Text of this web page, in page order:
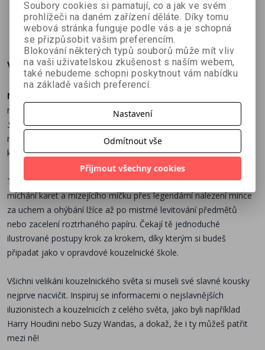
začátečníky
Goor
386 Kč 429 Kč
Hart
314 Kč 349 Kč
Newey
251 Kč 279 Kč
Více o knize
Nauč se více než 50 efektivních a působivých triků
můžeš provádět doma s běžnými předměty! Zábavná příručka
Škola kouzeltě připraví na vlastní vystoupení se vším všudy, od
rozvoje základních dovedností po výrobu kouzelnického
klobouku. Oslň svoje publikum skutečnou magií!
Triky v této příručce jsou rozdělené do tří úrovní, od základního
míchání karet a mizejícího míčku přes legendární nalezení mince
za uchem a ohýbání lžíce až po mistrné levitování předmětů
nebo zacelení roztrhaného papíru. Čekají tě jednoduché
ilustrované postupy krok za krokem, díky kterým si budeš
připadat jako v opravdové kouzelnické škole.
Všichni velikáni kouzelnického světa si museli své slavné kousky
nejprve nacvičit. Inspiruj se informacemi o nejslavnějších
iluzionistech a kouzelnicích z celého světa, jako byli například
Harry Houdini nebo Suzy Wandas, a dokaž, že i ty můžeš patřit
mezi ně!
Soubory cookies si pamatují, co a jak ve svém
prohlížeči na daném zařízení děláte. Díky tomu
webová stránka funguje podle vás a je schopná
se přizpůsobit vašim preferencím.
Blokování některých typů souborů může mít vliv
na vaši uživatelskou zkušenost s naším webem,
také nebudeme schopni poskytnout vám nabídku
na základě vašich preferencí.
Nastavení
Odmítnout vše
Přijmout všechny cookies